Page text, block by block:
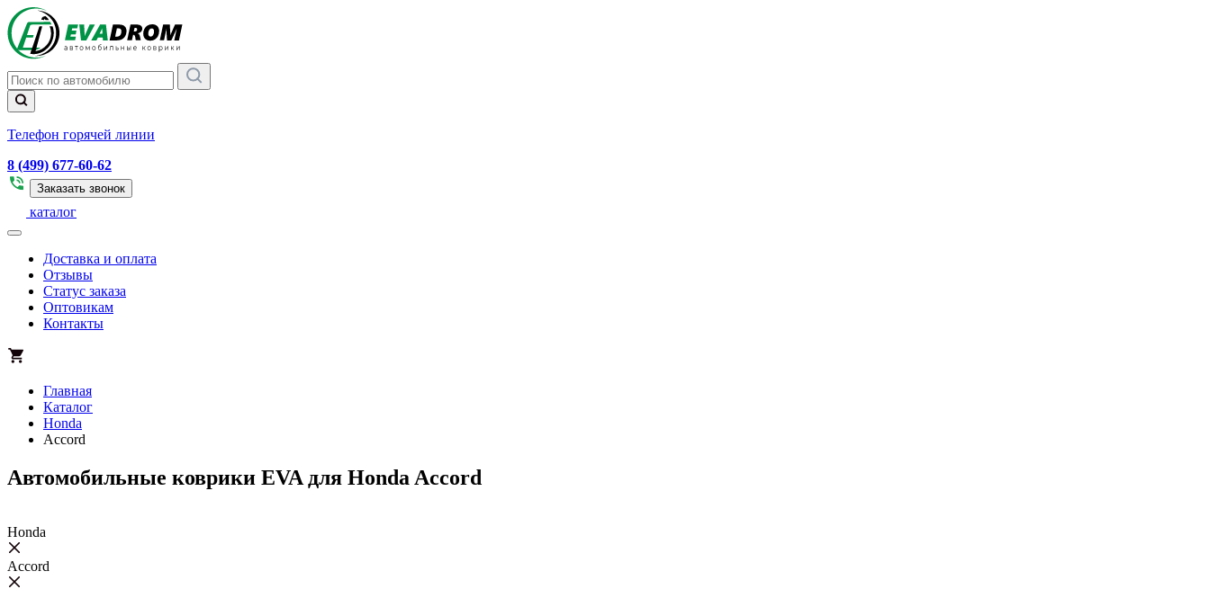
Телефон горячей линии
8 (499) 677-60-62
Заказать звонок
каталог
Доставка и оплата
Отзывы
Статус заказа
Оптовикам
Контакты
Главная
Каталог
Honda
Accord
Автомобильные коврики EVA для Honda Accord
Honda
Accord